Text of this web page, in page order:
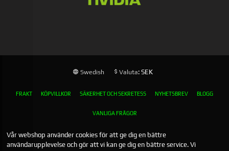
Swedish Valuta: SEK
FRAKT KÖPVILLKOR SÄKERHET OCH SEKRETESS NYHETSBREV BLOGG
VANLIGA FRÅGOR
Vår webshop använder cookies för att ge dig en bättre
användarupplevelse och gör att vi kan ge dig en bättre service. Vi